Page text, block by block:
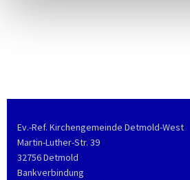
Ev.-Ref. Kirchengemeinde Detmold-West
Martin-Luther-Str. 39
32756 Detmold
Bankverbindung